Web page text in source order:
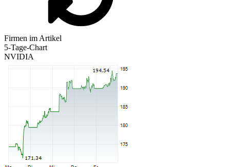
Firmen im Artikel
5-Tage-Chart
NVIDIA